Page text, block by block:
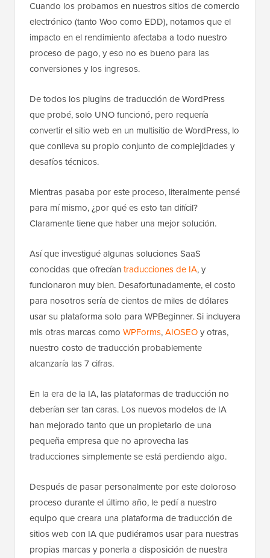
Cuando los probamos en nuestros sitios de comercio
electrónico (tanto Woo como EDD), notamos que el
impacto en el rendimiento afectaba a todo nuestro
proceso de pago, y eso no es bueno para las
conversiones y los ingresos.
De todos los plugins de traducción de WordPress
que probé, solo UNO funcionó, pero requería
convertir el sitio web en un multisitio de WordPress, lo
que conlleva su propio conjunto de complejidades y
desafíos técnicos.
Mientras pasaba por este proceso, literalmente pensé
para mí mismo, ¿por qué es esto tan difícil?
Claramente tiene que haber una mejor solución.
Así que investigué algunas soluciones SaaS
conocidas que ofrecían traducciones de IA, y
funcionaron muy bien. Desafortunadamente, el costo
para nosotros sería de cientos de miles de dólares
usar su plataforma solo para WPBeginner. Si incluyera
mis otras marcas como WPForms,AIOSEOy otras,
nuestro costo de traducción probablemente
alcanzaría las 7 cifras.
En la era de la IA, las plataformas de traducción no
deberían ser tan caras. Los nuevos modelos de IA
han mejorado tanto que un propietario de una
pequeña empresa que no aprovecha las
traducciones simplemente se está perdiendo algo.
Después de pasar personalmente por este doloroso
proceso durante el último año, le pedí a nuestro
equipo que creara una plataforma de traducción de
sitios web con IA que pudiéramos usar para nuestras
propias marcas y ponerla a disposición de nuestra